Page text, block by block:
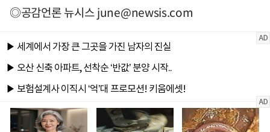
◎공감언론 뉴시스june@newsis.com